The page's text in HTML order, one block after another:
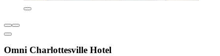
Omni Charlottesville Hotel